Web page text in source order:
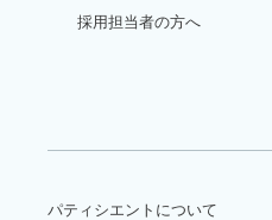
採用担当者の方へ
パティシエントについて